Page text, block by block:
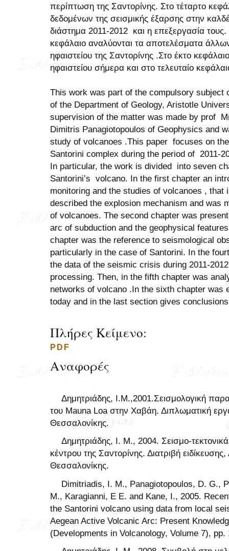
περίπτωση της Σαντορίνης. Στο τέταρτο
δεδομένων της σεισμικής έξαρσης στην
διάστημα 2011-2012 και η επεξεργασία
κεφάλαιο αναλύονται τα αποτελέσματα
ηφαιστείου της Σαντορίνης .Στο έκτο
ηφαιστείου σήμερα και στο τελευταίο
This work was part of the compulsory subject
of the Department of Geology, Aristotle
supervision of the matter was made by prof
Dimitris Panagiotopoulos of Geophysics and
study of volcanoes .This paper focuses on
Santorini complex during the period of 2011-
In particular, the work is divided into seven
Santorini’s volcano. In the first chapter an
monitoring and the studies of volcanoes , that
described the explosion mechanism and was
of volcanoes. The second chapter was
arc of subduction and the geophysical
chapter was the reference to seismological
particularly in the case of Santorini. In the
the data of the seismic crisis during 2011-
processing. Then, in the fifth chapter was
networks of volcano .In the sixth chapter was
today and in the last section gives
Πλήρες Κείμενο:
PDF
Αναφορές
Δημητριάδης, Ι.Μ.,2001.Σεισμολογική
του Mauna Loa στην Χαβάη. Διπλωματική
Θεσσαλονίκης.
Δημητριάδης, Ι. Μ., 2004. Σεισμο-
κέντρου της Σαντορίνης. Διατριβή
Θεσσαλονίκης.
Dimitriadis, I. M., Panagiotopoulos, D. G.,
M., Karagianni, E E. and Kane, I., 2005.
the Santorini volcano using data from local
Aegean Active Volcanic Arc: Present
(Developments in Volcanology, Volume 7), pp.